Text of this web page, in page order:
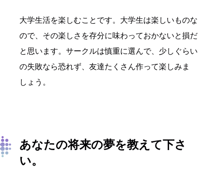
大学生活を楽しむことです。大学生は楽しいものな
ので、その楽しさを存分に味わっておかないと損だ
と思います。サークルは慎重に選んで、少しぐらい
の失敗なら恐れず、友達たくさん作って楽しみま
しょう。
あなたの将来の夢を教えて下さ
い。